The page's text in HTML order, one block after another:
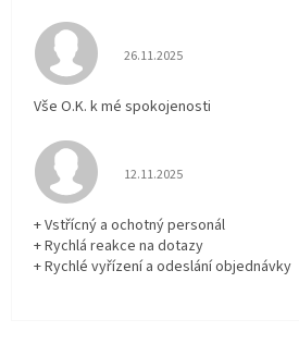
Hodnocení obchodu je 5 z
26.11.2025
Vše O.K. k mé spokojenosti
Hodnocení obchodu je 5 z
12.11.2025
+ Vstřícný a ochotný personál
+ Rychlá reakce na dotazy
+ Rychlé vyřízení a odeslání objednávky